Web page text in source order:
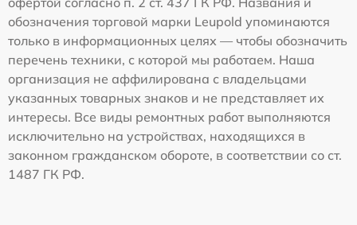
обозначения торговой марки Leupold упоминаются
только в информационных целях — чтобы обозначить
перечень техники, с которой мы работаем. Наша
организация не аффилирована с владельцами
указанных товарных знаков и не представляет их
интересы. Все виды ремонтных работ выполняются
исключительно на устройствах, находящихся в
законном гражданском обороте, в соответствии со ст.
1487 ГК РФ.